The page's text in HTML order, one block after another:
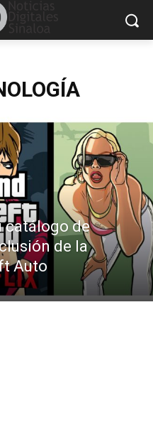
catálogo de
de la
Auto